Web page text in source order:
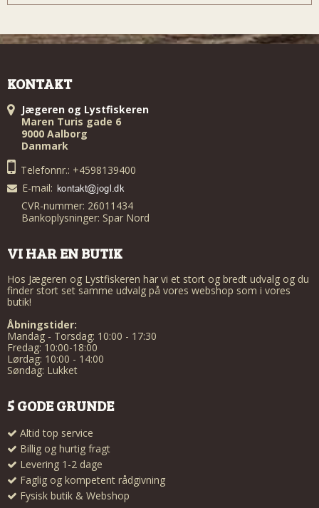
KONTAKT
Jægeren og Lystfiskeren
Maren Turis gade 6
9000 Aalborg
Danmark
Telefonnr.: +4598139400
E-mail:
CVR-nummer: 26011434
Bankoplysninger: Spar Nord
VI HAR EN BUTIK
Hos Jægeren og Lystfiskeren har vi et stort og bredt udvalg og du
finder stort set samme udvalg på vores webshop som i vores
butik!
Åbningstider:
Mandag - Torsdag: 10:00 - 17:30
Fredag: 10:00-18:00
Lørdag: 10:00 - 14:00
Søndag: Lukket
5 GODE GRUNDE
Altid top service
Billig og hurtig fragt
Levering 1-2 dage
Faglig og kompetent rådgivning
Fysisk butik & Webshop